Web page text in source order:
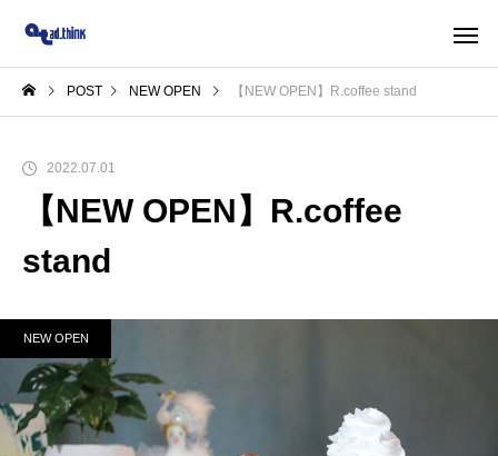
POST NEW OPEN 【NEW OPEN】R.coffee stand
2022.07.01
【NEW OPEN】R.coffee
stand
NEW OPEN